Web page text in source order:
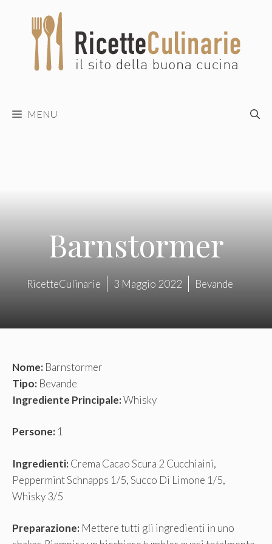
contenuto
MENU
Barnstormer
RicetteCulinarie 3 Maggio 2022 Bevande
Nome: Barnstormer
Tipo: Bevande
Ingrediente Principale:Whisky
Persone: 1
Ingredienti:Crema Cacao Scura 2 Cucchiaini,
Peppermint Schnapps 1/5, Succo Di Limone 1/5,
Whisky 3/5
Preparazione: Mettere tutti gli ingredienti in uno